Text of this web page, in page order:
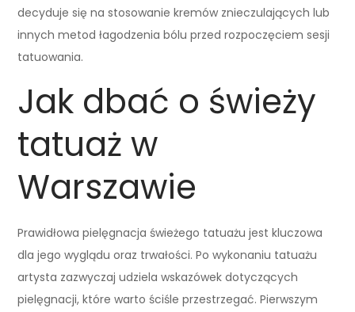
decyduje się na stosowanie kremów znieczulających lub
innych metod łagodzenia bólu przed rozpoczęciem sesji
tatuowania.
Jak dbać o świeży
tatuaż w
Warszawie
Prawidłowa pielęgnacja świeżego tatuażu jest kluczowa
dla jego wyglądu oraz trwałości. Po wykonaniu tatuażu
artysta zazwyczaj udziela wskazówek dotyczących
pielęgnacji, które warto ściśle przestrzegać. Pierwszym